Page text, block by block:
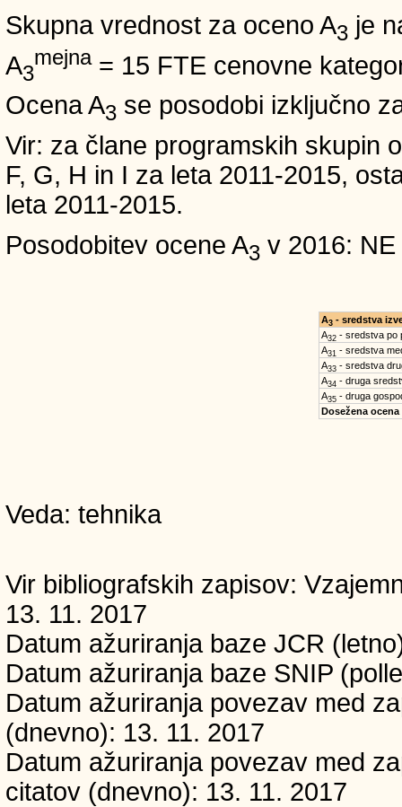
Skupna vrednost za oceno A3 je
A3
mejna= 15 FTE cenovne
Ocena A3 se posodobi izključno
Vir: za člane programskih skupin
F, G, H in I za leta 2011-2015,
leta 2011-2015.
Posodobitev ocene A3 v 2016: NE
A3- sredstva
A32- sredstva po
A31 - sredstva
A33- sredstva
A34 - druga
A35- druga
Dosežena ocena
Veda: tehnika
Vir bibliografskih zapisov:
13. 11. 2017
Datum ažuriranja baze JCR
Datum ažuriranja baze SNIP
Datum ažuriranja povezav med
(dnevno): 13. 11. 2017
Datum ažuriranja povezav med
citatov (dnevno): 13. 11. 2017